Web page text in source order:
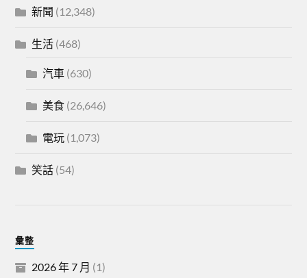
新聞 (12,348)
生活 (468)
汽車 (630)
美食 (26,646)
電玩 (1,073)
笑話 (54)
彙整
2026 年 7 月 (1)